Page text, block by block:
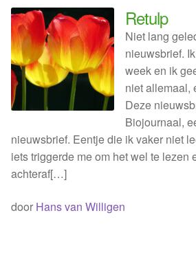
Buchu |
Buchu thee in zakjes
Losse thee
Verpakt in zakjes
Honeybush
Rooibos
Retulp
Niet lang
nieuwsbrief.
week en ik
niet allemaal,
Deze
Biojournaal,
nieuwsbrief. Eentje die ik vaker niet
iets triggerde me om het wel te lezen
achteraf[…]
door Hans van Willigen